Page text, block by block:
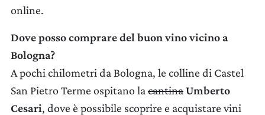
online.
Dove posso comprare del buon vino vicino a
Bologna?
A pochi chilometri da Bologna, le colline di Castel
San Pietro Terme ospitano la cantinaUmberto
Cesari, dove è possibile scoprire e acquistare vini